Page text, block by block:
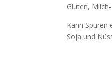
Gluten,
Kann Spuren
Soja und